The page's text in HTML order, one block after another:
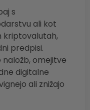
s
ali kot
kriptovalutah,
predpisi.
omejitve
digitalne
ali znižajo